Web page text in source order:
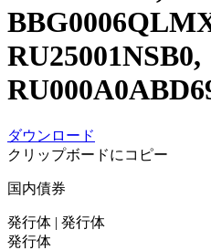
RU25001NSB0,
ダウンロード
クリップボードにコピー
国内債券
発行体 | 発行体
発行体